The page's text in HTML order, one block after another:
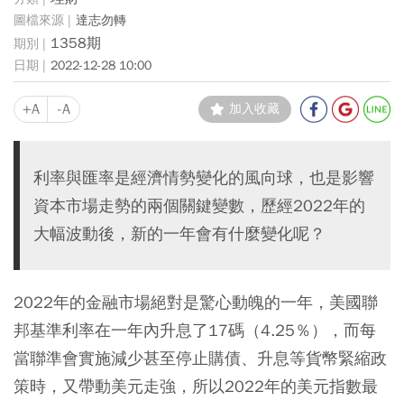
達志勿轉
1358期
2022-12-28 10:00
+A -A 加入收藏
利率與匯率是經濟情勢變化的風向球，也是影響
資本市場走勢的兩個關鍵變數，歷經2022年的
大幅波動後，新的一年會有什麼變化呢？
2022年的金融市場絕對是驚心動魄的一年，美國聯
邦基準利率在一年內升息了17碼（4.25％），而每
當聯準會實施減少甚至停止購債、升息等貨幣緊縮政
策時，又帶動美元走強，所以2022年的美元指數最